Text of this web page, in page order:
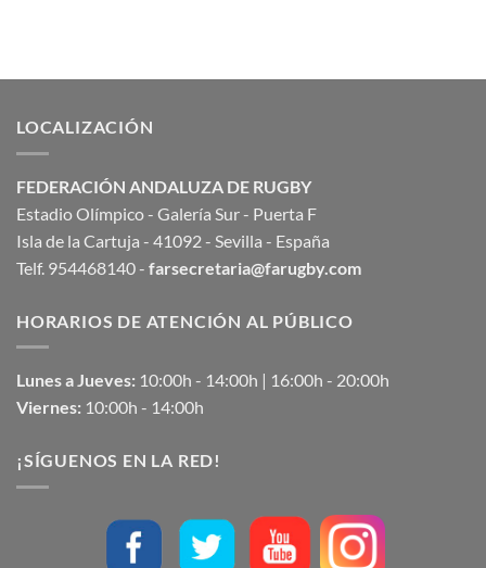
LOCALIZACIÓN
FEDERACIÓN ANDALUZA DE RUGBY
Estadio Olímpico - Galería Sur - Puerta F
Isla de la Cartuja - 41092 - Sevilla - España
Telf. 954468140 - farsecretaria@farugby.com
HORARIOS DE ATENCIÓN AL PÚBLICO
Lunes a Jueves: 10:00h - 14:00h | 16:00h - 20:00h
Viernes: 10:00h - 14:00h
¡SÍGUENOS EN LA RED!